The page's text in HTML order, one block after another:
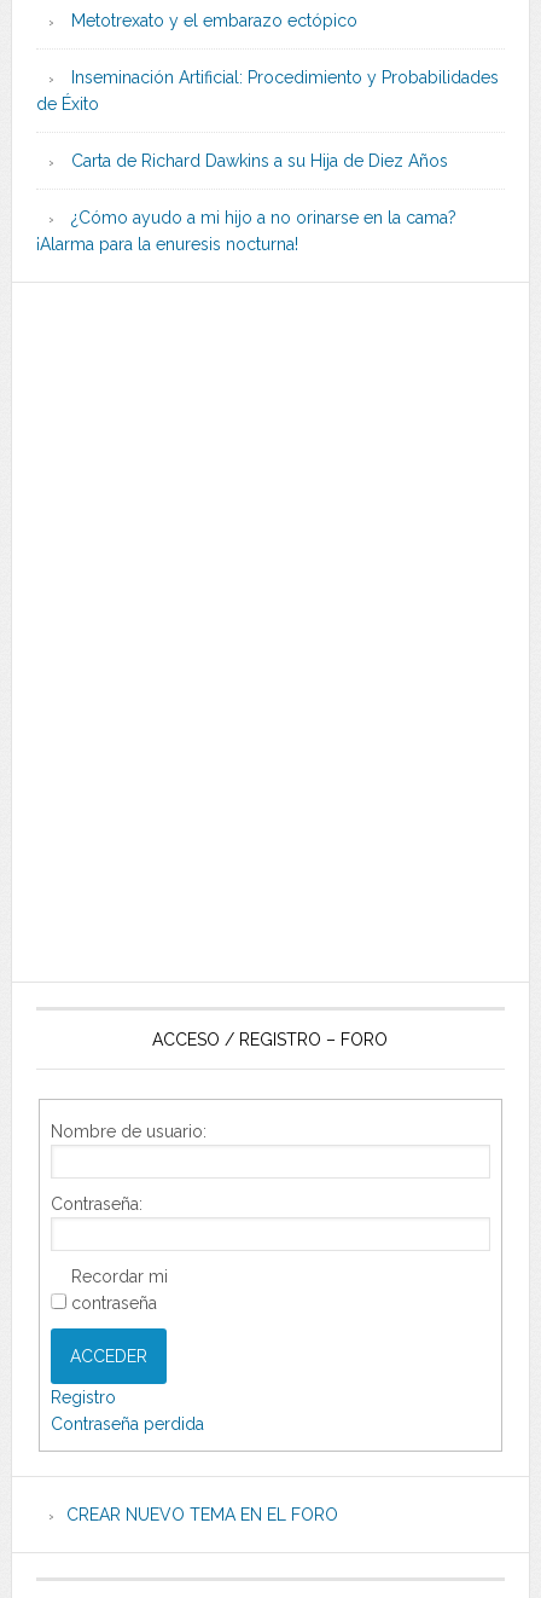
Metotrexato y el embarazo ectópico
Inseminación Artificial: Procedimiento y Probabilidades
de Éxito
Carta de Richard Dawkins a su Hija de Diez Años
¿Cómo ayudo a mi hijo a no orinarse en la cama?
¡Alarma para la enuresis nocturna!
ACCESO / REGISTRO – FORO
Nombre de usuario:
Contraseña:
Recordar mi
contraseña
ACCEDER
Registro
Contraseña perdida
CREAR NUEVO TEMA EN EL FORO